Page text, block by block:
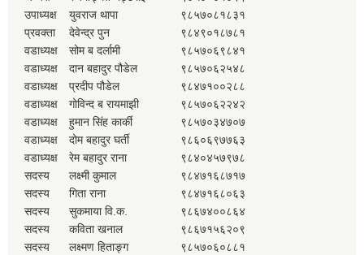
उपाध्यक्ष
युवराज थापा
९८५७०८१८३१
प्रवक्ता
देवेन्द्र पुन
९८४९०१८७८१
वडाध्यक्ष
सोम ब दर्लामी
९८५७०६९८४१
वडाध्यक्ष
दान बहादुर पौडेल
९८५७०६२५४८
वडाध्यक्ष
प्रदीप पौडेल
९८४७१००२८८
वडाध्यक्ष
गोविन्द ब रायमाझी
९८५७०६२२४२
वडाध्यक्ष
हुमान सिंह कार्की
९८५७०३४७०७
वडाध्यक्ष
दोम बहादुर घर्ती
९८६०६९७७६३
वडाध्यक्ष
रेम बहादुर राना
९८४०४५७९७८
सदस्य
लक्ष्मी कुमाल
९८४७१६८७१७
सदस्य
गिता राना
९८४७१६८०६३
सदस्य
सुकमाया वि.क.
९८६७४००८६४
सदस्य
कविता खनाल
९८६७१५६२०९
सदस्य
लक्ष्मण हिताङ्ग
९८५७०६०८८१